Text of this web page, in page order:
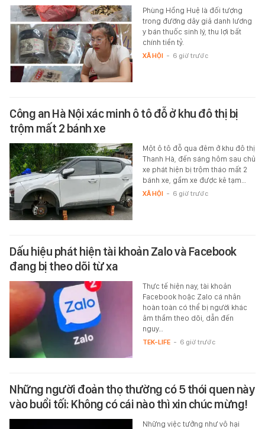
Phùng Hồng Huệ là đối tượng
trong đường dây giả danh lương
y bán thuốc sinh lý, thu lợi bất
chính tiền tỷ.
XÃ HỘI - 6 giờ trước
Công an Hà Nội xác minh ô tô đỗ ở khu đô thị bị
trộm mất 2 bánh xe
Một ô tô đỗ qua đêm ở khu đô thị
Thanh Hà, đến sáng hôm sau chủ
xe phát hiện bị trộm tháo mất 2
bánh xe, gầm xe được kê tạm…
XÃ HỘI - 6 giờ trước
Dấu hiệu phát hiện tài khoản Zalo và Facebook
đang bị theo dõi từ xa
Thực tế hiện nay, tài khoản
Facebook hoặc Zalo cá nhân
hoàn toàn có thể bị người khác
âm thầm theo dõi, dẫn đến
nguy…
TEK-LIFE - 6 giờ trước
Những người đoản thọ thường có 5 thói quen này
vào buổi tối: Không có cái nào thì xin chúc mừng!
Những việc tưởng như vô hại